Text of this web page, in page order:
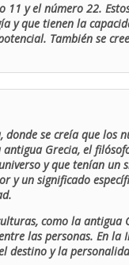
11 y el número 22.
y que tienen la
También se
donde se creía que los
antigua Grecia, el
y que tenían un
y un significado
como la
las personas. En la
destino y la